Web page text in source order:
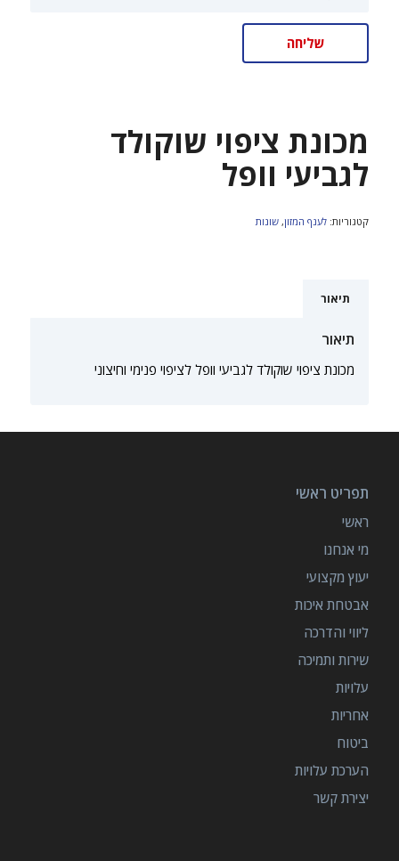
מכונת ציפוי שוקולד
לגביעי וופל
קטגוריות: לענף המזון, שונות
תיאור
תיאור
מכונת ציפוי שוקולד לגביעי וופל לציפוי פנימי וחיצוני
תפריט ראשי
ראשי
מי אנחנו
יעוץ מקצועי
אבטחת איכות
ליווי והדרכה
שירות ותמיכה
עלויות
אחריות
ביטוח
הערכת עלויות
יצירת קשר